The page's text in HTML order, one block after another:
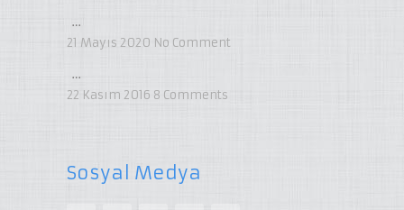
…
21 Mayıs 2020 No Comment
…
22 Kasım 2016 8 Comments
Sosyal Medya